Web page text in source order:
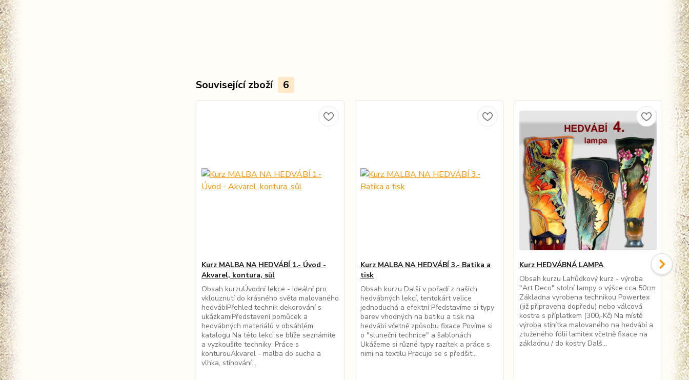
Související zboží 6
Kurz MALBA NA HEDVÁBÍ 1.- Úvod -
Akvarel, kontura, sůl
Obsah kurzuÚvodní lekce - ideální pro
vklouznutí do krásného světa malovaného
hedvábíPřehled technik dekorování s
ukázkamiPředstavení pomůcek a
hedvábných materiálů v obsáhlém
katalogu Na této lekci se blíže seznámíte
a vyzkoušíte techniky: Práce s
konturouAkvarel - malba do sucha a
vlhka, stínování...
Kurz MALBA NA HEDVÁBÍ 3.- Batika a
tisk
Obsah kurzu Další v pořadí z našich
hedvábných lekcí, tentokárt velice
jednoduchá a efektní Představíme si typy
barev vhodných na batiku a tisk na
hedvábí včetně způsobu fixace Povíme si
o "sluneční technice" a šablonách
Ukážeme si různé typy razítek a práce s
nimi na textilu Pracuje se s předšit...
Kurz HEDVÁBNÁ LAMPA
Obsah kurzu Lahůdkový kurz - výroba
"Art Deco" stolní lampy o výšce cca 50cm
Základna vyrobena technikou Powertex
(již připravena dopředu) nebo válcová
kostra s příplatkem (300,-Kč) Na místě
výroba stínítka malovaného na hedvábí a
ztuženého fólií lamitex včetně fixace na
základnu / do kostry Dalš...
″,
(g/